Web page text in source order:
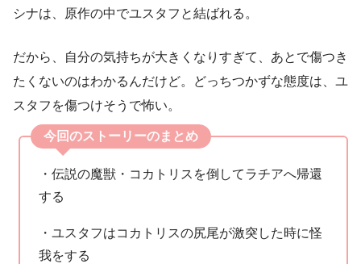
シナは、原作の中でユスタフと結ばれる。
だから、自分の気持ちが大きくなりすぎて、あとで傷つき
たくないのはわかるんだけど。どっちつかずな態度は、ユ
スタフを傷つけそうで怖い。
今回のストーリーのまとめ
・伝説の魔獣・コカトリスを倒してラチアへ帰還
する
・ユスタフはコカトリスの尻尾が激突した時に怪
我をする